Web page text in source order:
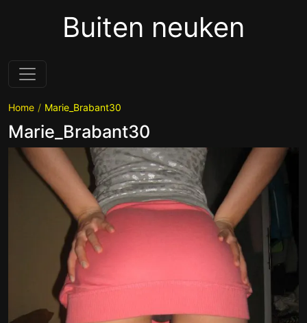
Buiten neuken
Home Marie_Brabant30
Marie_Brabant30